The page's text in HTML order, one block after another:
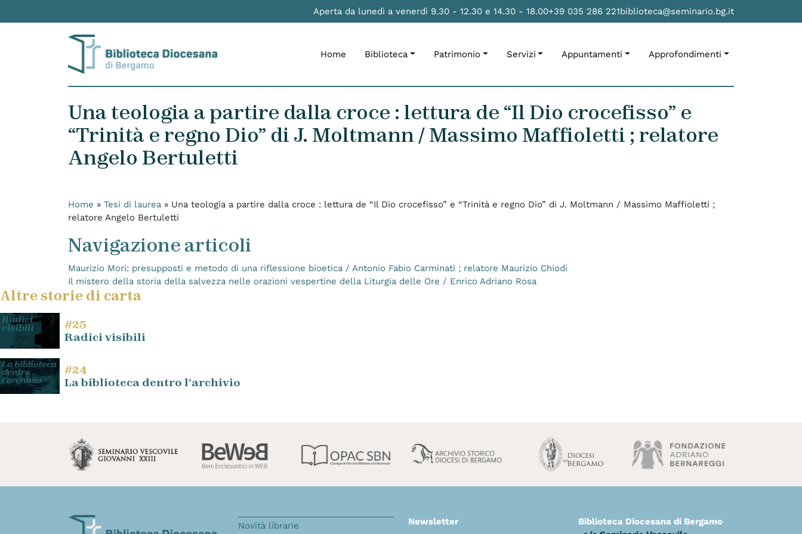
Aperta da lunedì a venerdì 9.30 - 12.30 e 14.30 - 18.00+39 035 286 221biblioteca@seminario.bg.it
Home Biblioteca Patrimonio Servizi Appuntamenti Approfondimenti
Una teologia a partire dalla croce : lettura de “Il Dio crocefisso” e
“Trinità e regno Dio” di J. Moltmann / Massimo Maffioletti ; relatore
Angelo Bertuletti
Home » Tesi di laurea » Una teologia a partire dalla croce : lettura de “Il Dio crocefisso” e “Trinità e regno Dio” di J. Moltmann / Massimo Maffioletti ;
relatore Angelo Bertuletti
Navigazione articoli
Maurizio Mori: presupposti e metodo di una riflessione bioetica / Antonio Fabio Carminati ; relatore Maurizio Chiodi
Il mistero della storia della salvezza nelle orazioni vespertine della Liturgia delle Ore / Enrico Adriano Rosa
Altre storie di carta
#25
Radici visibili
#24
La biblioteca dentro l’archivio
Novità librarie Newsletter
Biblioteca Diocesana di Bergamo